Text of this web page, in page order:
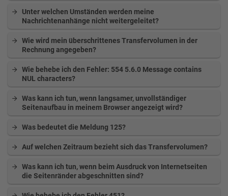
Unter welchen Umständen werden meine
Nachrichtenanhänge nicht weitergeleitet?
Wie wird mein überschrittenes Transfervolumen in der
Rechnung angegeben?
Wie behebe ich den Fehler: 554 5.6.0 Message contains
NUL characters?
Was kann ich tun, wenn langsamer, unvollständiger
Seitenaufbau in meinem Browser angezeigt wird?
Was bedeutet die Meldung 125?
Auf welchen Zeitraum bezieht sich das Transfervolumen?
Was kann ich tun, wenn beim Ausdruck von Internetseiten
die Seitenränder abgeschnitten sind?